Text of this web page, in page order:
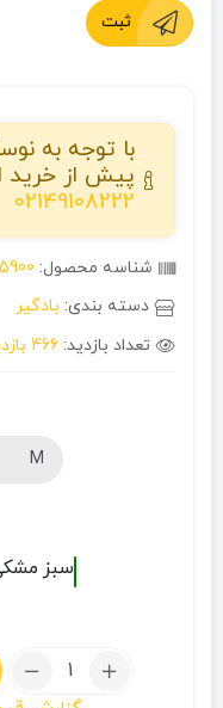
ثبت
با توجه به
پیش از خرید
02149108222
شناسه محصول:
دسته بندی: بادگیر
تعداد بازدید: 466 بازدید
سبز
تعداد: